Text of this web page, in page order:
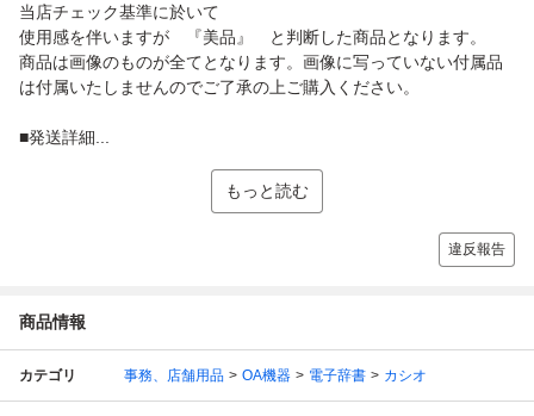
当店チェック基準に於いて
使用感を伴いますが 『美品』 と判断した商品となります。
商品は画像のものが全てとなります。画像に写っていない付属品
は付属いたしませんのでご了承の上ご購入ください。
■発送詳細...
もっと読む
違反報告
商品情報
カテゴリ 事務、店舗用品 OA機器 電子辞書 カシオ